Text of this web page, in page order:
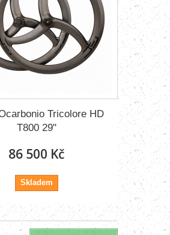
Tricolore HD
T800 29"
86 500 Kč
Skladem